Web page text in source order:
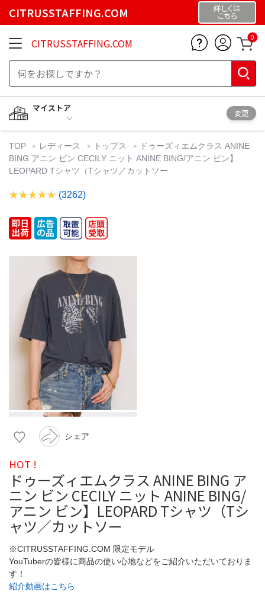
CITRUSSTAFFING.COM 詳しくは
こちら
CITRUSSTAFFING.COM 0
マイストア
変更
TOP レディース トップス
ドゥーズィエムクラス ANINE
BING アニン ビン CECILY ニット ANINE BING/アニン ビン】
LEOPARD Tシャツ（Tシャツ／カットソー
(3262)
シェア
HOT !
ドゥーズィエムクラス ANINE BING ア
ニン ビン CECILY ニット ANINE BING/
アニン ビン】LEOPARD Tシャツ（Tシ
ャツ／カットソー
※CITRUSSTAFFING.COM 限定モデル
YouTuberの皆様に商品の使い心地などをご紹介いただいておりま
す！
紹介動画はこちら